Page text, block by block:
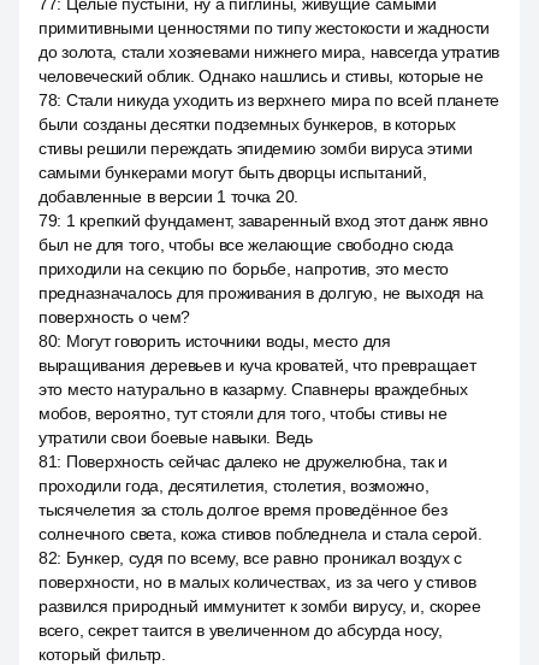
примитивными ценностями по типу жестокости и жадности
до золота, стали хозяевами нижнего мира, навсегда утратив
человеческий облик. Однако нашлись и стивы, которые не
78: Стали никуда уходить из верхнего мира по всей планете
были созданы десятки подземных бункеров, в которых
стивы решили переждать эпидемию зомби вируса этими
самыми бункерами могут быть дворцы испытаний,
добавленные в версии 1 точка 20.
79: 1 крепкий фундамент, заваренный вход этот данж явно
был не для того, чтобы все желающие свободно сюда
приходили на секцию по борьбе, напротив, это место
предназначалось для проживания в долгую, не выходя на
поверхность о чем?
80: Могут говорить источники воды, место для
выращивания деревьев и куча кроватей, что превращает
это место натурально в казарму. Спавнеры враждебных
мобов, вероятно, тут стояли для того, чтобы стивы не
утратили свои боевые навыки. Ведь
81: Поверхность сейчас далеко не дружелюбна, так и
проходили года, десятилетия, столетия, возможно,
тысячелетия за столь долгое время проведённое без
солнечного света, кожа стивов побледнела и стала серой.
82: Бункер, судя по всему, все равно проникал воздух с
поверхности, но в малых количествах, из за чего у стивов
развился природный иммунитет к зомби вирусу, и, скорее
всего, секрет таится в увеличенном до абсурда носу,
который фильтр.